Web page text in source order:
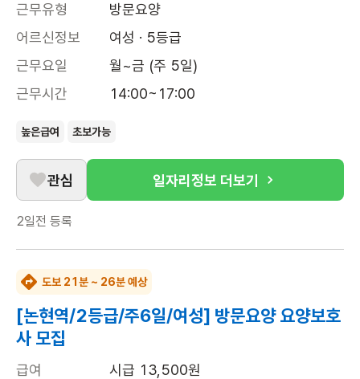
근무유형
방문요양
어르신정보
여성 · 5등급
근무요일
월~금 (주 5일)
근무시간
14:00~17:00
높은급여 초보가능
관심 일자리정보 더보기
2일전 등록
도보 21분 ~ 26분 예상
[논현역/2등급/주6일/여성] 방문요양 요양보호
사 모집
급여
시급 13,500원